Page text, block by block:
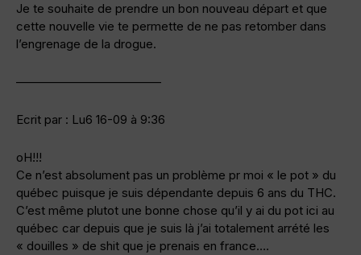
Je te souhaite de prendre un bon nouveau départ et que
cette nouvelle vie te permette de ne pas retomber dans
l’engrenage de la drogue.
————————————
Ecrit par : Lu6 16-09 à 9:36
oH!!!
Ce n’est absolument pas un problème pr moi « le pot » du
québec puisque je suis dépendante depuis 6 ans du THC.
C’est même plutot une bonne chose qu’il y ai du pot ici au
québec car depuis que je suis là j’ai totalement arrété les
« douilles » de shit que je prenais en france….